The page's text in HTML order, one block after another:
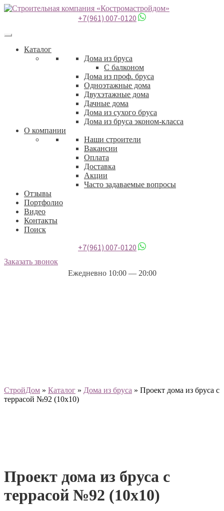
+7(961) 007-0120
Каталог
Дома из бруса
С балконом
Дома из проф. бруса
Одноэтажные дома
Двухэтажные дома
Дачные дома
Дома из сухого бруса
Дома из бруса эконом-класса
О компании
Наши строители
Вакансии
Оплата
Доставка
Акции
Часто задаваемые вопросы
Отзывы
Портфолио
Видео
Контакты
Поиск
+7(961) 007-0120
Заказать звонок
Ежедневно 10:00 — 20:00
СтройДом » Каталог » Дома из бруса » Проект дома из бруса с
террасой №92 (10х10)
Проект дома из бруса с
террасой №92 (10х10)